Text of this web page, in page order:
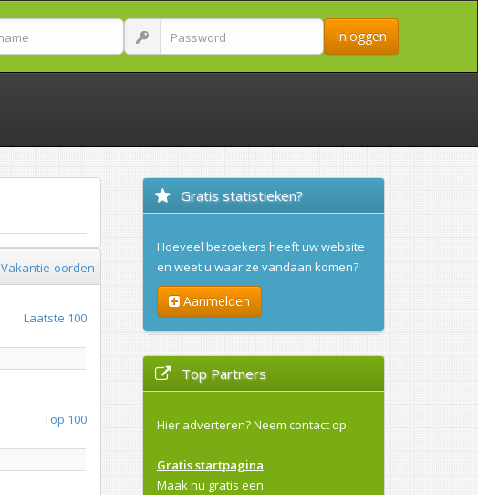
Inloggen
Vakantie-oorden
Laatste 100
Top 100
Gratis statistieken?
Hoeveel bezoekers heeft uw website
en weet u waar ze vandaan komen?
Aanmelden
Top Partners
Hier adverteren?Neem contact op
Gratis startpagina
Maak nu gratis een